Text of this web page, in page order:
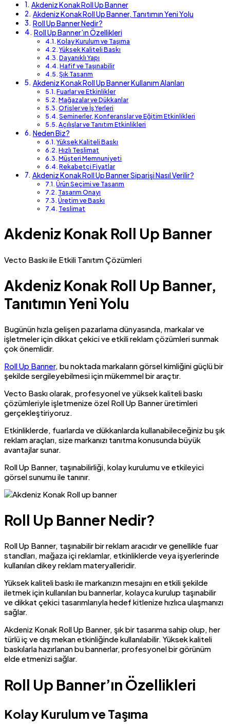
Akdeniz Konak Roll Up Banner
Akdeniz Konak Roll Up Banner, Tanıtımın Yeni Yolu
Roll Up Banner Nedir?
Roll Up Banner’ın Özellikleri
Kolay Kurulum ve Taşıma
Yüksek Kaliteli Baskı
Dayanıklı Yapı
Hafif ve Taşınabilir
Şık Tasarım
Akdeniz Konak Roll Up Banner Kullanım Alanları
Fuarlar ve Etkinlikler
Mağazalar ve Dükkanlar
Ofisler ve İş Yerleri
Seminerler, Konferanslar ve Eğitim Etkinlikleri
Açılışlar ve Tanıtım Etkinlikleri
Neden Biz?
Yüksek Kaliteli Baskı
Hızlı Teslimat
Müşteri Memnuniyeti
Rekabetçi Fiyatlar
Akdeniz Konak Roll Up Banner Siparişi Nasıl Verilir?
Ürün Seçimi ve Tasarım
Tasarım Onayı
Üretim ve Baskı
Teslimat
Akdeniz Konak Roll Up Banner
Vecto Baskı ile Etkili Tanıtım Çözümleri
Akdeniz Konak Roll Up Banner,
Tanıtımın Yeni Yolu
Bugünün hızla gelişen pazarlama dünyasında, markalar ve
işletmeler için dikkat çekici ve etkili reklam çözümleri sunmak
çok önemlidir.
Roll Up Banner, bu noktada markaların görsel kimliğini güçlü bir
şekilde sergileyebilmesi için mükemmel bir araçtır.
Vecto Baskı olarak, profesyonel ve yüksek kaliteli baskı
çözümleriyle işletmenize özel Roll Up Banner üretimleri
gerçekleştiriyoruz.
Etkinliklerde, fuarlarda ve dükkanlarda kullanabileceğiniz bu şık
reklam araçları, size markanızı tanıtma konusunda büyük
avantajlar sunar.
Roll Up Banner, taşınabilirliği, kolay kurulumu ve etkileyici
görsel sunumu ile tanınır.
Roll Up Banner Nedir?
Roll Up Banner, taşınabilir bir reklam aracıdır ve genellikle fuar
standları, mağaza içi reklamlar, etkinliklerde veya işyerlerinde
kullanılan dikey reklam materyalleridir.
Yüksek kaliteli baskı ile markanızın mesajını en etkili şekilde
iletmek için kullanılan bu bannerlar, kolayca kurulup taşınabilir
ve dikkat çekici tasarımlarıyla hedef kitlenize hızlıca ulaşmanızı
sağlar.
Akdeniz Konak Roll Up Banner, şık bir tasarıma sahip olup, her
türlü iç ve dış mekan etkinliğinde kullanılabilir. Yüksek kaliteli
baskılarla hazırlanan bu bannerlar, profesyonel bir görünüm
elde etmenizi sağlar.
Roll Up Banner’ın Özellikleri
Kolay Kurulum ve Taşıma